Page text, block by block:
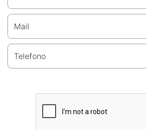
Mail
Telefono